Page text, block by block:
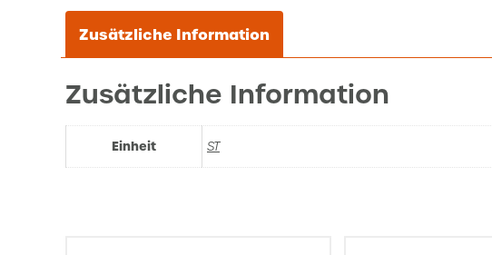
Zusätzliche Information
Zusätzliche Information
Einheit ST